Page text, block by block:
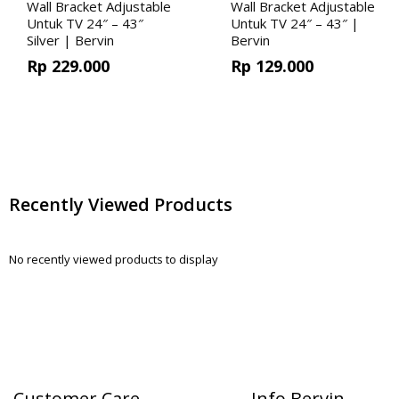
Wall Bracket Adjustable
Untuk TV 24″ – 43″
Silver | Bervin
Rp 229.000
Wall Bracket Adjustable
Untuk TV 24″ – 43″ |
Bervin
Rp 129.000
Recently Viewed Products
No recently viewed products to display